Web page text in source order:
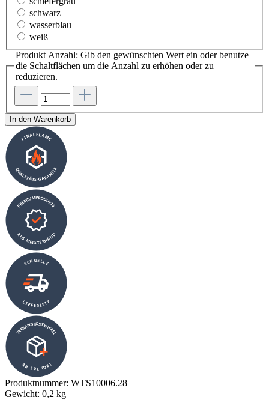
schwarz
wasserblau
weiß
Produkt Anzahl: Gib den gewünschten Wert ein oder benutze
die Schaltflächen um die Anzahl zu erhöhen oder zu
reduzieren.
In den Warenkorb
FINALFLAME
QUALITÄTS-GARANTIE
PREMIUMPRODUKTE
AUS MEISTERHAND
SCHNELLE
LIEFERZEIT
VERSANDKOSTENFREI
AB 50€ (DE)
Produktnummer: WTS10006.28
Gewicht: 0,2 kg